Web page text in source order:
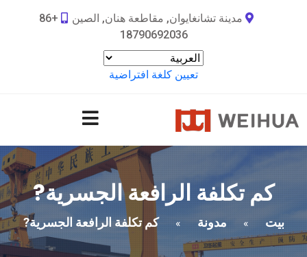
مدينة تشانغايوان, مقاطعة هنان, الصين
+86
18790692036
تعيين كلغة افتراضية
كم تكلفة الرافعة الجسرية?
بيت » مدونة » كم تكلفة الرافعة الجسرية?